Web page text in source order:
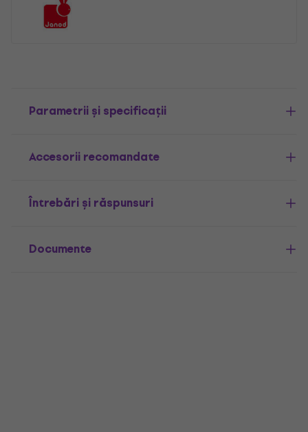
Parametrii și specificații
Accesorii recomandate
Întrebări și răspunsuri
Documente